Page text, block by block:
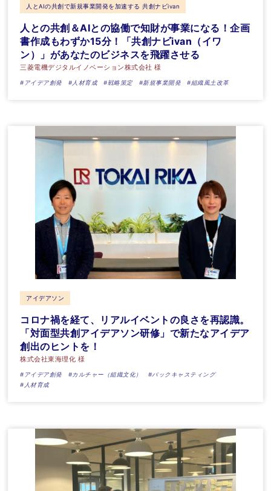
人とAIの共創で新規事業開発を加速する 共創ナビivan
人との共創＆AIとの協働で知財が事業になる！企画
書作成もわずか15分！「共創ナビivan（イワ
ン）」があなたのビジネスを飛躍させる
三菱電機デジタルイノベーション株式会社 様
#アイデア創発 #人材育成 #戦略策定 #新規事業開発 #組織風土改革
アイデアソン
コロナ禍を経て、リアルイベントの良さを再認識。
「対面型共創アイデアソン研修」で新たなアイデア
創出のヒントを！
株式会社東海理化 様
#アイデア創発 #カルチャー（組織文化）
#バックキャスティング
#人材育成